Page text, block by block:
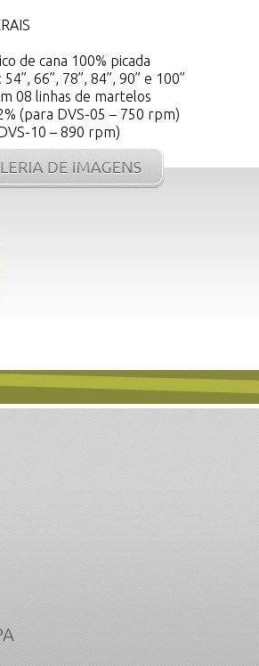
de cana 100% picada
66”, 78”, 84”, 90” e 100”
08 linhas de martelos
(para DVS-05 – 750 rpm)
10 – 890 rpm)